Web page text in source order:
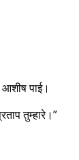
पाई।
तुम्हारे।”